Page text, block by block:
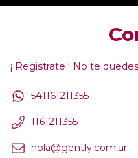
¡ Registrate ! No te
541161211355
1161211355
hola@gently.com.ar